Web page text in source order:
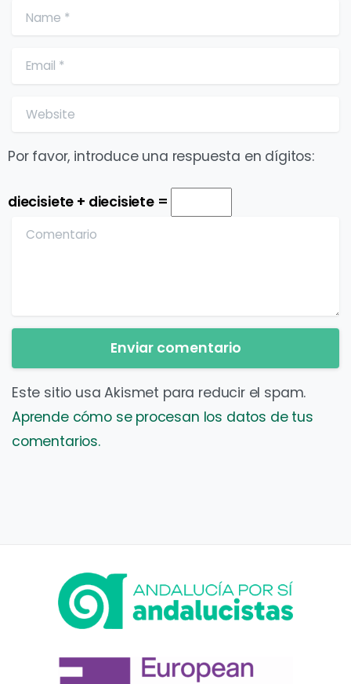
Name*
Email*
Website
Por favor, introduce una respuesta en dígitos:
diecisiete + diecisiete =
Comentario
Este sitio usa Akismet para reducir el spam.
Aprende cómo se procesan los datos de tus
comentarios.